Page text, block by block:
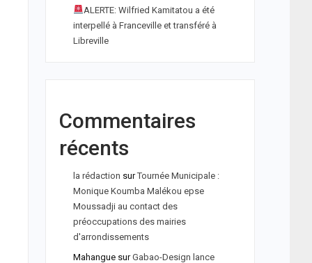
ALERTE: Wilfried Kamitatou a été
interpellé à Franceville et transféré à
Libreville
Commentaires
récents
la rédaction surTournée Municipale :
Monique Koumba Malékou epse
Moussadji au contact des
préoccupations des mairies
d'arrondissements
MahanguesurGabao-Design lance